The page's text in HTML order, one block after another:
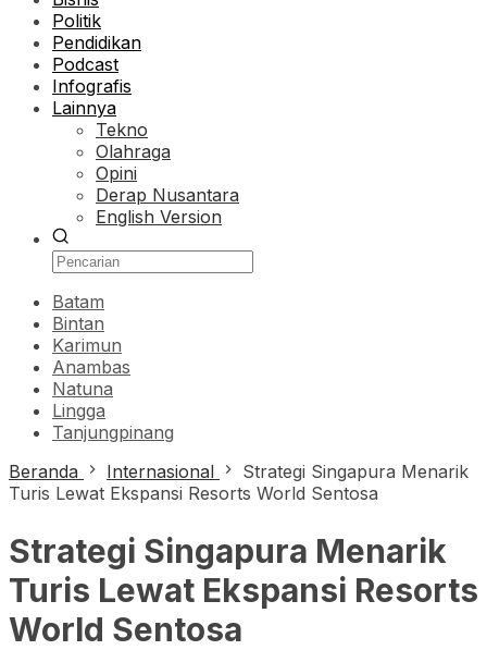
Politik
Pendidikan
Podcast
Infografis
Lainnya
Tekno
Olahraga
Opini
Derap Nusantara
English Version
Batam
Bintan
Karimun
Anambas
Natuna
Lingga
Tanjungpinang
Beranda
Internasional
Strategi Singapura Menarik
Turis Lewat Ekspansi Resorts World Sentosa
Strategi Singapura Menarik
Turis Lewat Ekspansi Resorts
World Sentosa